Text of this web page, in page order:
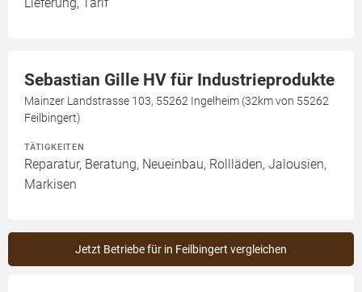
Sebastian Gille HV für Industrieprodukte
Mainzer Landstrasse 103, 55262 Ingelheim (32km von 55262
Feilbingert)
TÄTIGKEITEN
Reparatur, Beratung, Neueinbau, Rollläden, Jalousien,
Markisen
Jetzt Betriebe für in Feilbingert vergleichen